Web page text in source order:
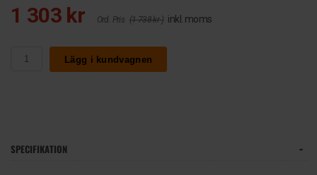
1 303 kr Ord. Pris (1 738 kr ) inkl. moms
Lägg i kundvagnen
SPECIFIKATION